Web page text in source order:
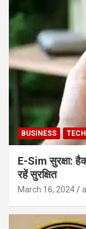
BUSINESS TECH
E-Sim सुरक्षा:
रहें सुरक्षित
March 16, 2024